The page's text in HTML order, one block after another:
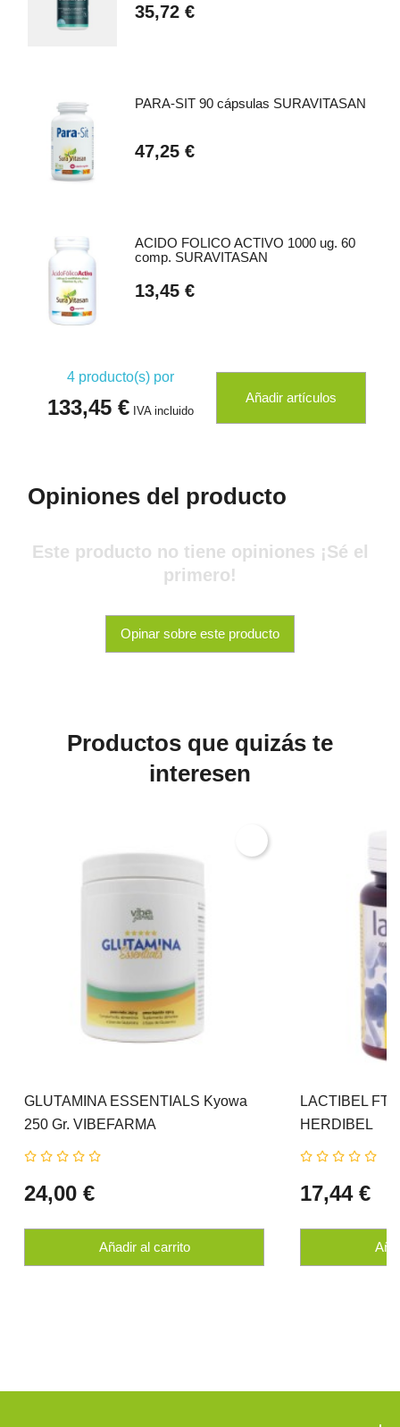
35,72 €
PARA-SIT 90 cápsulas SURAVITASAN
47,25 €
ACIDO FOLICO ACTIVO 1000 ug. 60
comp. SURAVITASAN
13,45 €
4 producto(s) por
133,45 € IVA incluido
Añadir artículos
Opiniones del producto
Este producto no tiene opiniones ¡Sé el
primero!
Opinar sobre este producto
Productos que quizás te
interesen
GLUTAMINA ESSENTIALS Kyowa
250 Gr. VIBEFARMA
24,00 €
Añadir al carrito
LACTIBEL FT
HERDIBEL
17,44 €